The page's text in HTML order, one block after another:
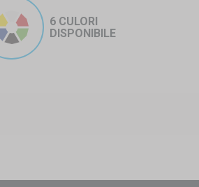
6 CULORI
DISPONIBILE